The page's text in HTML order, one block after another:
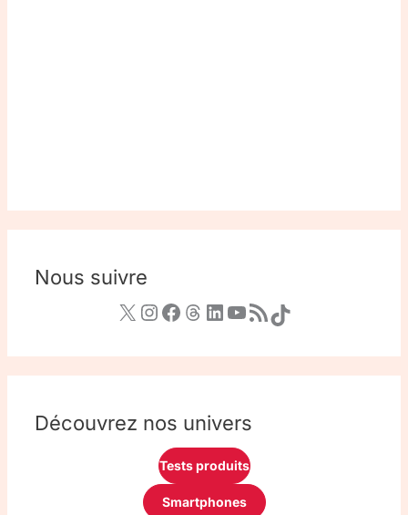
Nous suivre
Découvrez nos univers
Tests produits
Smartphones